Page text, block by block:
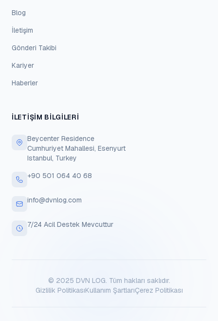
Blog
İletişim
Gönderi Takibi
Kariyer
Haberler
İLETIŞIM BILGILERI
Beycenter Residence
Cumhuriyet Mahallesi, Esenyurt
Istanbul, Turkey
+90 501 064 40 68
info@dvnlog.com
7/24 Acil Destek Mevcuttur
© 2025 DVN LOG. Tüm hakları saklıdır.
Gizlilik PolitikasıKullanım ŞartlarıÇerez Politikası